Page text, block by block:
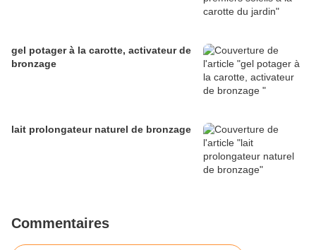
gel potager à la carotte, activateur de
bronzage
lait prolongateur naturel de bronzage
Commentaires